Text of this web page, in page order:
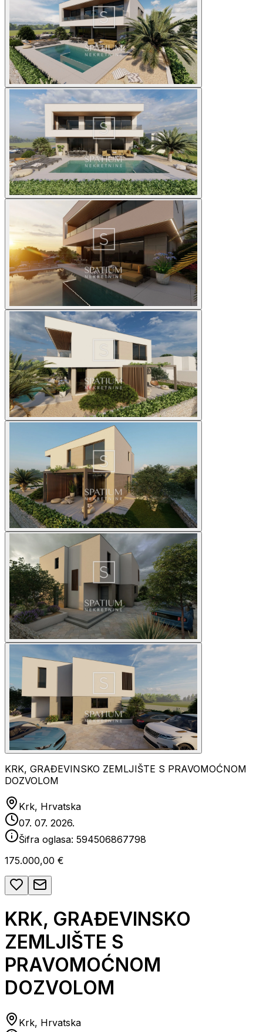
KRK, GRAĐEVINSKO ZEMLJIŠTE S PRAVOMOĆNOM
DOZVOLOM
Krk, Hrvatska
07. 07. 2026.
Šifra oglasa: 594506867798
175.000,00 €
KRK, GRAĐEVINSKO
ZEMLJIŠTE S
PRAVOMOĆNOM
DOZVOLOM
Krk, Hrvatska